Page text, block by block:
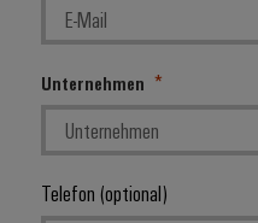
Unternehmen
Telefon (optional)